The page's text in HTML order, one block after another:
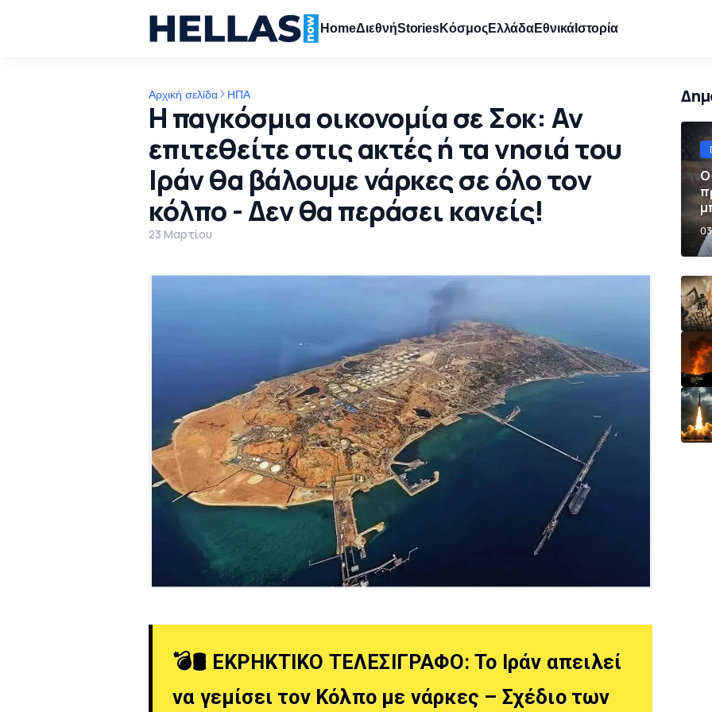
HomeΔιεθνήStoriesΚόσμοςΕλλάδαΕθνικάΙστορία
Αρχική σελίδα ΗΠΑ
Η παγκόσμια οικονομία σε Σοκ: Αν
επιτεθείτε στις ακτές ή τα νησιά του
Ιράν θα βάλουμε νάρκες σε όλο τον
κόλπο - Δεν θα περάσει κανείς!
23 Μαρτίου
💣🛢️ ΕΚΡΗΚΤΙΚΟ ΤΕΛΕΣΙΓΡΑΦΟ: Το Ιράν απειλεί
να γεμίσει τον Κόλπο με νάρκες – Σχέδιο των
Ο